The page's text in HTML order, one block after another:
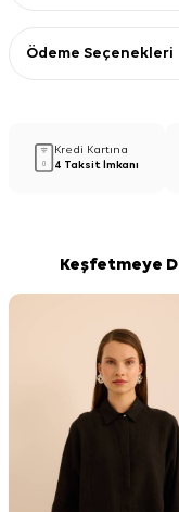
Ödeme Seçenekleri
Kredi Kartına
4 Taksit İmkanı
Keşfetmeye